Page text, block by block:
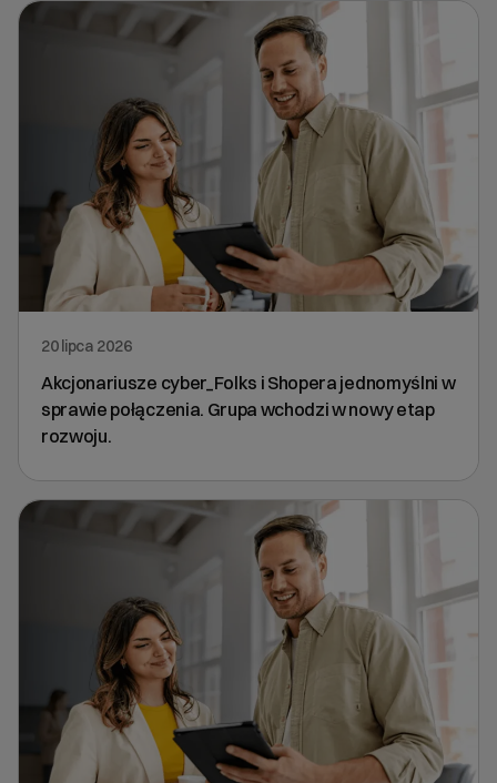
20 lipca 2026
Akcjonariusze cyber_Folks i Shopera jednomyślni w
sprawie połączenia. Grupa wchodzi w nowy etap
rozwoju.